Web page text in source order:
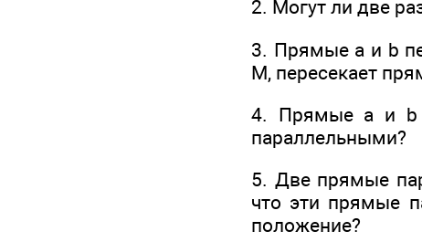
2. Могут ли две
3. Прямые а и b
M, пересекает
4. Прямые а и b
параллельными?
5. Две прямые
что эти прямые
положение?